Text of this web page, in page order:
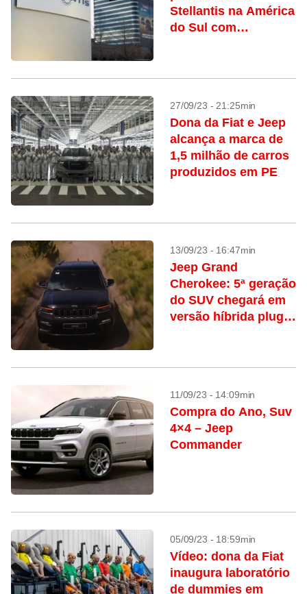
Stellantis na América
do Sul com
27/09/23 - 21:25min
Dona da Fiat e Jeep
alcança a marca de
1,5 milhão de carros
produzidos em PE
13/09/23 - 16:47min
Jeep Grand
Cherokee: 5ª geração
do SUV chegará em
versão híbrida plug-
11/09/23 - 14:09min
Compra do Ano, Suv
4×4 – Jeep
Commander
05/09/23 - 18:59min
Vídeo: dona da Fiat
inaugura laboratório
de dummies em